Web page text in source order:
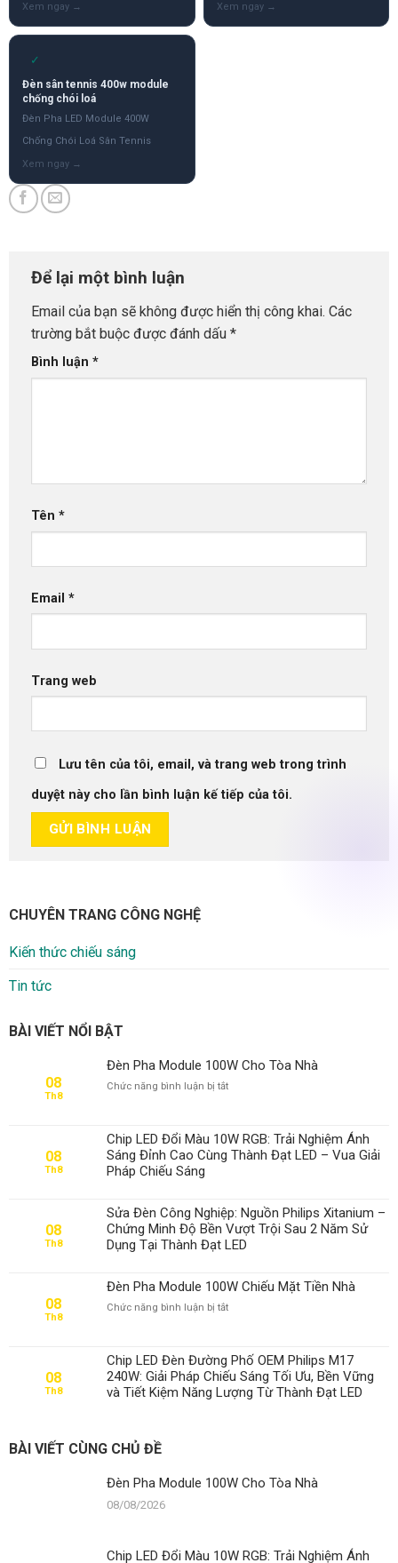
✓
Đèn sân tennis 400w module
chống chói loá
Đèn Pha LED Module 400W
Chống Chói Loá Sân Tennis
Để lại một bình luận
Email của bạn sẽ không được hiển thị công khai. Các
trường bắt buộc được đánh dấu *
Bình luận *
Tên *
Email *
Trang web
Lưu tên của tôi, email, và trang web trong trình
duyệt này cho lần bình luận kế tiếp của tôi.
CHUYÊN TRANG CÔNG NGHỆ
Kiến thức chiếu sáng
Tin tức
BÀI VIẾT NỔI BẬT
08
Th8
Đèn Pha Module 100W Cho Tòa Nhà
Chức năng bình luận bị tắtở
100W
Cho
08
Th8
Chip LED Đổi Màu 10W RGB: Trải Nghiệm Ánh
Sáng Đỉnh Cao Cùng Thành Đạt LED – Vua Giải
Pháp Chiếu Sáng
08
Th8
Sửa Đèn Công Nghiệp: Nguồn Philips Xitanium –
Chứng Minh Độ Bền Vượt Trội Sau 2 Năm Sử
Dụng Tại Thành Đạt LED
08
Th8
Đèn Pha Module 100W Chiếu Mặt Tiền Nhà
Chức năng bình luận bị tắtở
Module
100W
Chiếu
Mặt
08
Th8
Chip LED Đèn Đường Phố OEM Philips M17
240W: Giải Pháp Chiếu Sáng Tối Ưu, Bền Vững
và Tiết Kiệm Năng Lượng Từ Thành Đạt LED
BÀI VIẾT CÙNG CHỦ ĐỀ
Đèn Pha Module 100W Cho Tòa Nhà
08/08/2026
Chip LED Đổi Màu 10W RGB: Trải Nghiệm Ánh